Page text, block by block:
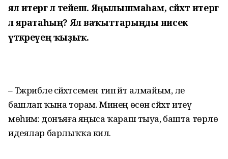
ял итергә лә тейеш. Яңылышмаһам, сәйәхәт итергә
лә яратаһың? Ял ваҡыттарыңды нисек
үткәреүең ҡыҙыҡ.
– Тәжрибәле сәйәхәтсемен тип әйтә алмайым, әле
башлап ҡына торам. Минең өсөн сәйәхәт итеү
мөһим: донъяға яңыса ҡараш тыуа, башта төрлө
идеялар барлыҡҡа килә.